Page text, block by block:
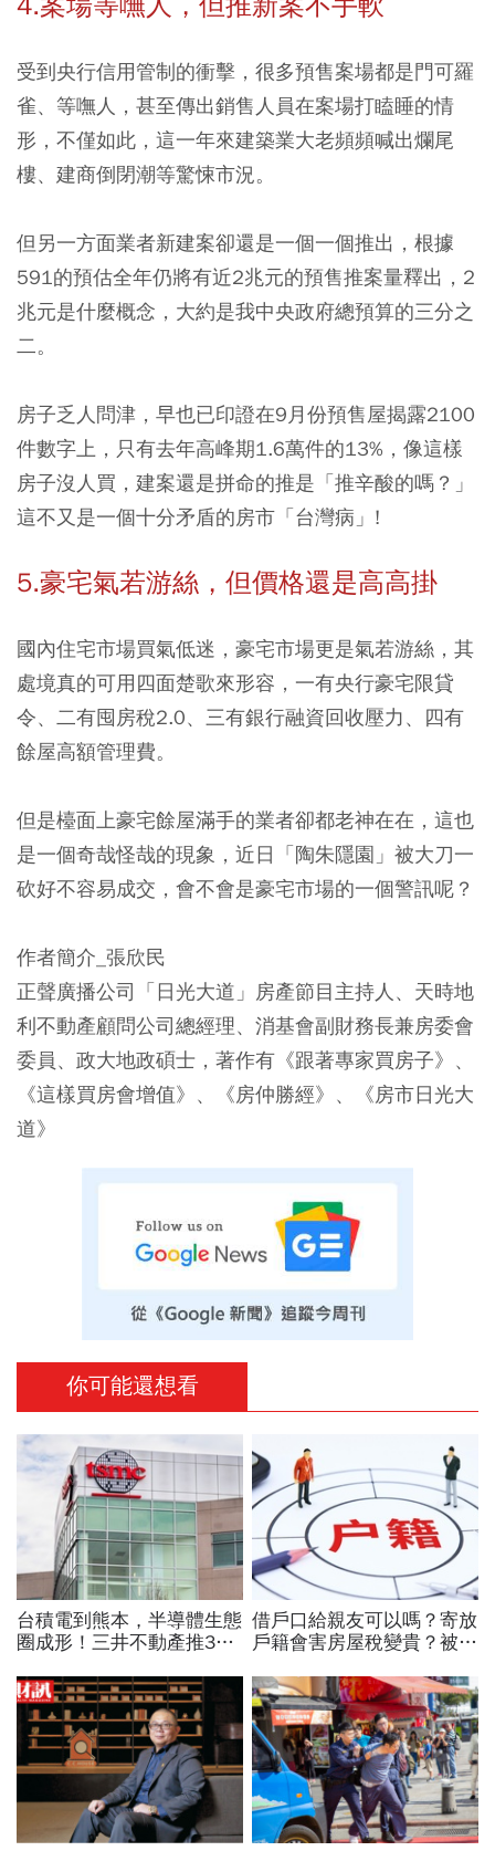
受到央行信用管制的衝擊，很多預售案場都是門可羅
雀、等嘸人，甚至傳出銷售人員在案場打瞌睡的情
形，不僅如此，這一年來建築業大老頻頻喊出爛尾
樓、建商倒閉潮等驚悚市況。
但另一方面業者新建案卻還是一個一個推出，根據
591的預估全年仍將有近2兆元的預售推案量釋出，2
兆元是什麼概念，大約是我中央政府總預算的三分之
二。
房子乏人問津，早也已印證在9月份預售屋揭露2100
件數字上，只有去年高峰期1.6萬件的13%，像這樣
房子沒人買，建案還是拼命的推是「推辛酸的嗎？」
這不又是一個十分矛盾的房市「台灣病」!
5.豪宅氣若游絲，但價格還是高高掛
國內住宅市場買氣低迷，豪宅市場更是氣若游絲，其
處境真的可用四面楚歌來形容， 一有央行豪宅限貸
令、二有囤房稅2.0、三有銀行融資回收壓力、四有
餘屋高額管理費。
但是檯面上豪宅餘屋滿手的業者卻都老神在在，這也
是一個奇哉怪哉的現象，近日「陶朱隱園」被大刀一
砍好不容易成交，會不會是豪宅市場的一個警訊呢？
作者簡介_張欣民
正聲廣播公司「日光大道」房產節目主持人、天時地
利不動產顧問公司總經理、消基會副財務長兼房委會
委員、政大地政碩士，著作有《跟著專家買房子》、
《這樣買房會增值》、《房仲勝經》、《房市日光大
道》
你可能還想看
台積電到熊本，半導體生態
圈成形！三井不動產推31
2030年完成開發
借戶口給親友可以嗎？寄放
戶籍會害房屋稅變貴？被查
看：3/23前一定要完成這
件事